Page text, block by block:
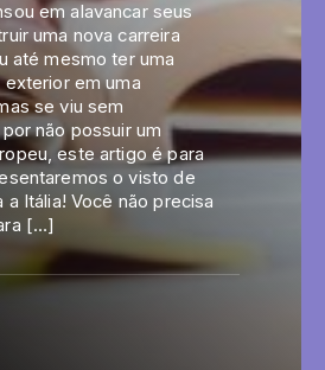
em alavancar seus
uma nova carreira
até mesmo ter uma
em uma
se viu sem
não possuir um
este artigo é para
o visto de
a Itália! Você não precisa
[…]